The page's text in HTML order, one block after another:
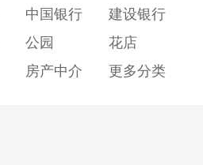
中国银行
建设银行
公园
花店
房产中介 更多分类